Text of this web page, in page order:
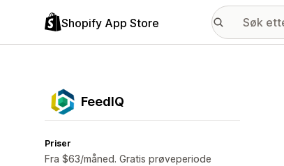
Shopify App Store
FeedIQ
Priser
Fra $63/måned. Gratis prøveperiode